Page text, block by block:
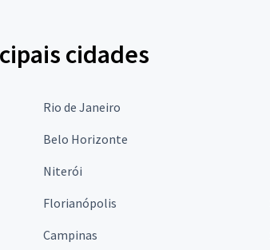
cidades
Rio de Janeiro
Belo Horizonte
Niterói
Florianópolis
Campinas